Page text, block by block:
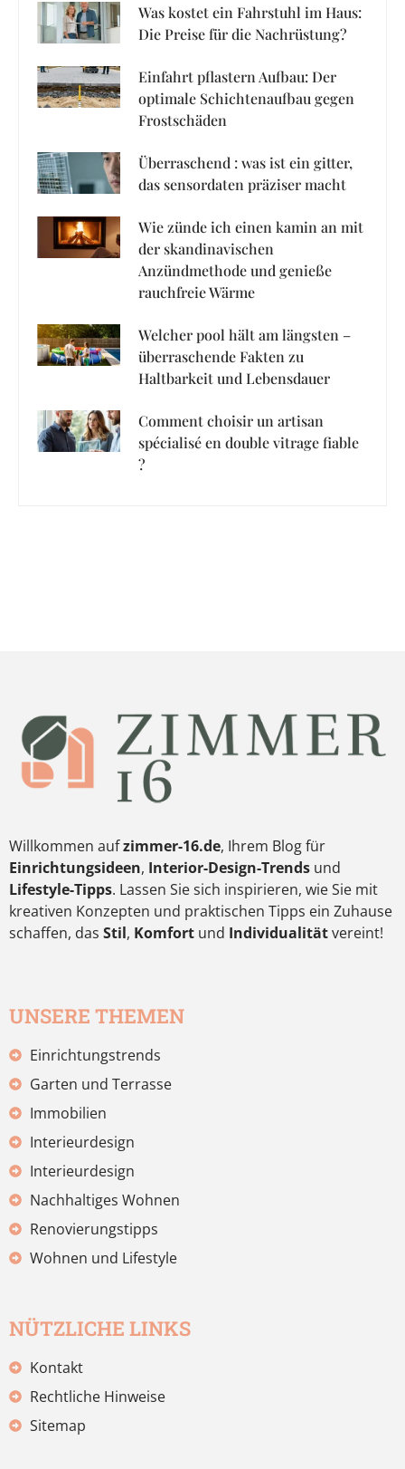
Was kostet ein Fahrstuhl im Haus:
Die Preise für die Nachrüstung?
Einfahrt pflastern Aufbau: Der
optimale Schichtenaufbau gegen
Frostschäden
Überraschend : was ist ein gitter,
das sensordaten präziser macht
Wie zünde ich einen kamin an mit
der skandinavischen
Anzündmethode und genieße
rauchfreie Wärme
Welcher pool hält am längsten –
überraschende Fakten zu
Haltbarkeit und Lebensdauer
Comment choisir un artisan
spécialisé en double vitrage fiable
?
Willkommen aufzimmer-16.de, Ihrem Blog für
Einrichtungsideen, Interior-Design-Trends und
Lifestyle-Tipps. Lassen Sie sich inspirieren, wie Sie mit
kreativen Konzepten und praktischen Tipps ein Zuhause
schaffen, das Stil, Komfort und Individualitätvereint!
UNSERE THEMEN
Einrichtungstrends
Garten und Terrasse
Immobilien
Interieurdesign
Interieurdesign
Nachhaltiges Wohnen
Renovierungstipps
Wohnen und Lifestyle
NÜTZLICHE LINKS
Kontakt
Rechtliche Hinweise
Sitemap